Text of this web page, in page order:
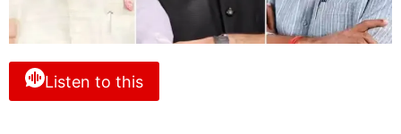
Listen to this